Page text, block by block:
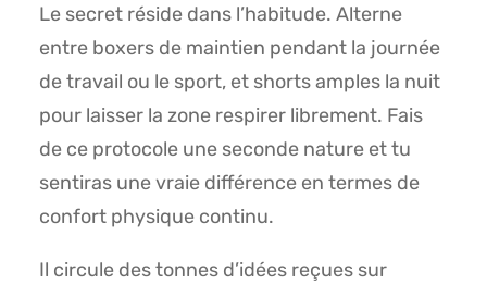
Le secret réside dans l’habitude. Alterne
entre boxers de maintien pendant la journée
de travail ou le sport, et shorts amples la nuit
pour laisser la zone respirer librement. Fais
de ce protocole une seconde nature et tu
sentiras une vraie différence en termes de
confort physique continu.
Il circule des tonnes d’idées reçues sur